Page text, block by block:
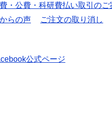
・公費・科研費払い取引のご
らの声 ご注文の取り消し
公式ページ